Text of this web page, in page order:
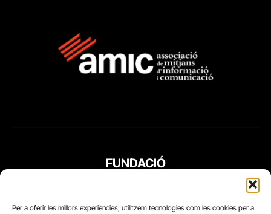
Per a oferir les millors experiències, utilitzem tecnologies com les cookies per a
FUNDACIÓ